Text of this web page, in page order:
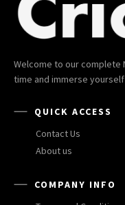
Welcome to our complete
time and immerse
QUICK ACCESS
Contact Us
About us
COMPANY INFO